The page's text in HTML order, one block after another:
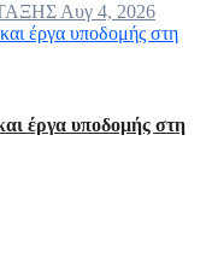
Αυγ 4, 2026
έργα υποδομής στη